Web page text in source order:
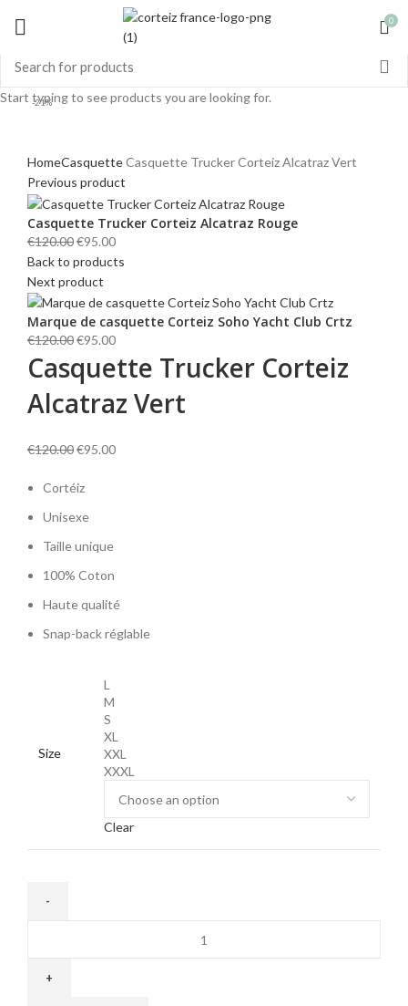
0
-21%
HomeCasquetteCasquette Trucker Corteiz Alcatraz Vert
Previous product
Casquette Trucker Corteiz Alcatraz Rouge
€120.00Original
price
was:
€120.00.
€95.00Current
price
€95.00.
Back to products
Next product
Marque de casquette Corteiz Soho Yacht Club Crtz
€120.00Original
was:
€120.00.
€95.00Current
price
is:
€95.00.
Casquette Trucker Corteiz
Alcatraz Vert
€120.00Original
was:
€95.00Current
Cortéiz
Unisexe
Taille unique
100% Coton
Haute qualité
Snap-back réglable
Size
L
M
S
XL
XXL
XXXL
Clear
Start typing to see products you are looking for.